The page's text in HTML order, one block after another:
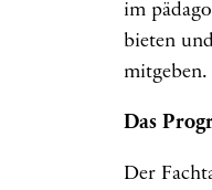
im
bieten
mitgeben.
Das
Der